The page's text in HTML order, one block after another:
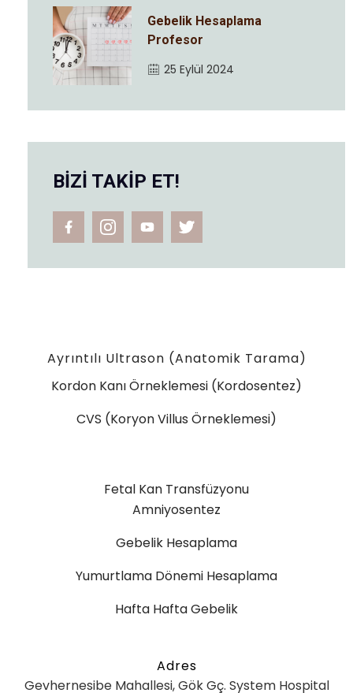
Gebelik Hesaplama
Profesor
25 Eylül 2024
BİZİ TAKİP ET!
Ayrıntılı Ultrason (Anatomik Tarama)
Kordon Kanı Örneklemesi (Kordosentez)
CVS (Koryon Villus Örneklemesi)
Fetal Kan Transfüzyonu
Amniyosentez
Gebelik Hesaplama
Yumurtlama Dönemi Hesaplama
Hafta Hafta Gebelik
Adres
Gevhernesibe Mahallesi, Gök Gç. System Hospital